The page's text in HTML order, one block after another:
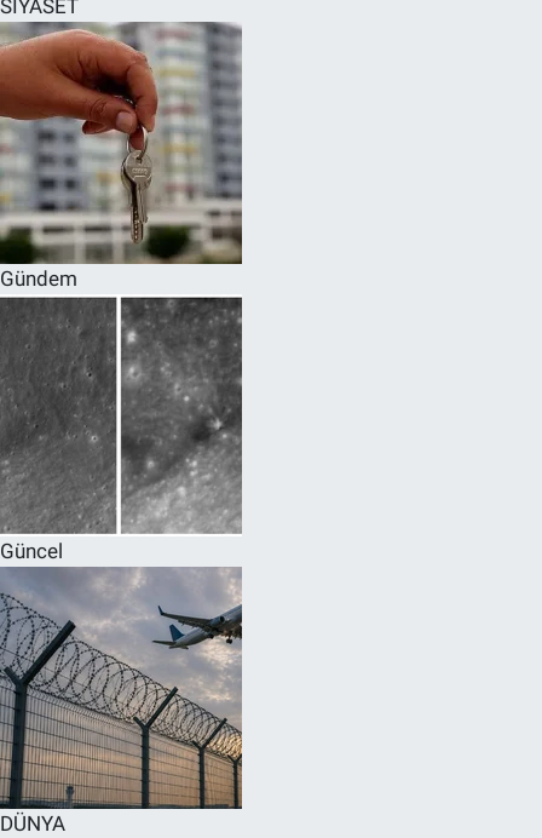
SİYASET
Gündem
Güncel
DÜNYA
SPOR
RESMİ İLANLAR